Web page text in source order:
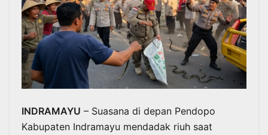
INDRAMAYU – Suasana di depan Pendopo
Kabupaten Indramayu mendadak riuh saat